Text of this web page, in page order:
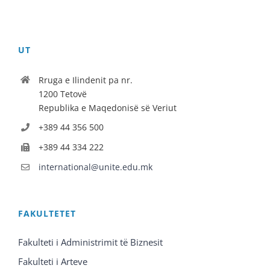
UT
Rruga e Ilindenit pa nr.
1200 Tetovë
Republika e Maqedonisë së Veriut
+389 44 356 500
+389 44 334 222
international@unite.edu.mk
FAKULTETET
Fakulteti i Administrimit të Biznesit
Fakulteti i Arteve